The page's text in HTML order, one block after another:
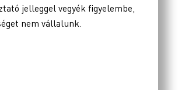
jelleggel vegyék figyelembe,
nem vállalunk.